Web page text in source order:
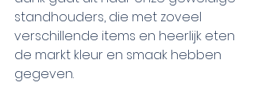
standhouders, die met zoveel
verschillende items en heerlijk eten
de markt kleur en smaak hebben
gegeven.